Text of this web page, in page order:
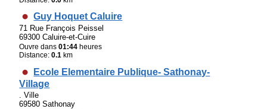
Guy Hoquet Caluire
71 Rue François Peissel
69300 Caluire-et-Cuire
Ouvre dans01:44 heures
Distance:0.1 km
Ecole Elementaire Publique- Sathonay-
Village
. Ville
69580 Sathonay